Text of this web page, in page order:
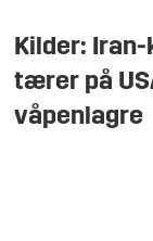
Kilder:
tærer på
våpenlagre